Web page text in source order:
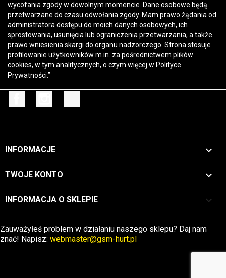
wycofania zgody w dowolnym momencie. Dane osobowe będą
przetwarzane do czasu odwołania zgody. Mam prawo żądania od
administratora dostępu do moich danych osobowych, ich
sprostowania, usunięcia lub ograniczenia przetwarzania, a także
prawo wniesienia skargi do organu nadzorczego. Strona stosuje
profilowanie użytkowników m.in. za pośrednictwem plików
cookies, w tym analitycznych, o czym więcej w Polityce
Prywatności.”
INFORMACJE 
TWOJE KONTO 
INFORMACJA O SKLEPIE keyboard_arrow_down
Zauważyłeś problem w działaniu naszego sklepu? Daj nam
znać! Napisz: webmaster@gsm-hurt.pl